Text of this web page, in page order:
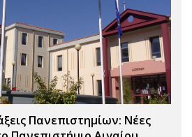
Πανεπιστημίων: Νέες